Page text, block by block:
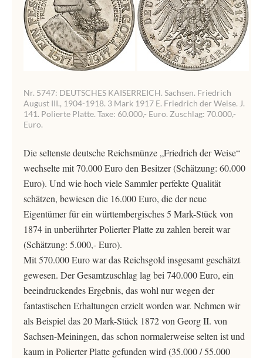
Nr. 5747: DEUTSCHES KAISERREICH. Sachsen. Friedrich
August III., 1904-1918. 3 Mark 1917 E. Friedrich der Weise. J.
141. Polierte Platte. Taxe: 60.000,- Euro. Zuschlag: 70.000,-
Euro.
Die seltenste deutsche Reichsmünze „Friedrich der Weise“
wechselte mit 70.000 Euro den Besitzer (Schätzung: 60.000
Euro). Und wie hoch viele Sammler perfekte Qualität
schätzen, bewiesen die 16.000 Euro, die der neue
Eigentümer für ein württembergisches 5 Mark-Stück von
1874 in unberührter Polierter Platte zu zahlen bereit war
(Schätzung: 5.000,- Euro).
Mit 570.000 Euro war das Reichsgold insgesamt geschätzt
gewesen. Der Gesamtzuschlag lag bei 740.000 Euro, ein
beeindruckendes Ergebnis, das wohl nur wegen der
fantastischen Erhaltungen erzielt worden war. Nehmen wir
als Beispiel das 20 Mark-Stück 1872 von Georg II. von
Sachsen-Meiningen, das schon normalerweise selten ist und
kaum in Polierter Platte gefunden wird (35.000 / 55.000